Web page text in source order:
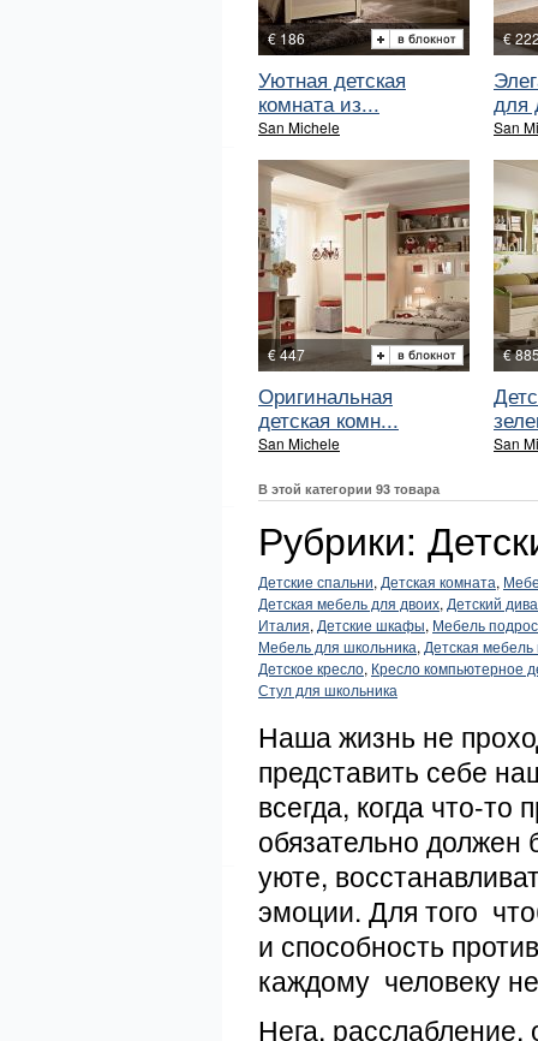
€ 186
Уютная детская
комната из...
San Michele
€
для
San
€ 447
Оригинальная
детская комн...
San Michele
€
San
В этой категории 93 товара
Рубрики:
Детские спальни, Детская комната,
Детская мебель для двоих, Детский
Италия, Детские шкафы, Мебель
Мебель для школьника, Детская мебель
Детское кресло, Кресло компьютерное
Стул для школьника
Наша жизнь не
представить себе
всегда, когда что-то
обязательно
уюте,
эмоции. Для того
и способность
каждому человеку
Нега,